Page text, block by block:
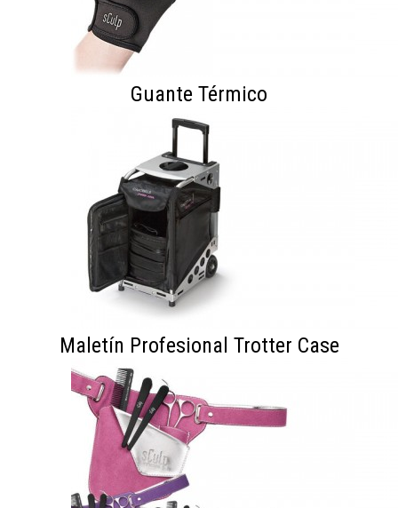
Guante Térmico
Maletín Profesional Trotter Case